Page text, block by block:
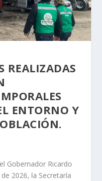
REALIZADAS
ENTORNO Y
Gobernador Ricardo
2026, la Secretaría